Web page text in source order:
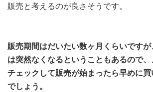
販売と考えるのが良さそうです。
販売期間はだいたい数ヶ月くらいです
は突然なくなるということもあるので
チェックして販売が始まったら早めに
でしょう。